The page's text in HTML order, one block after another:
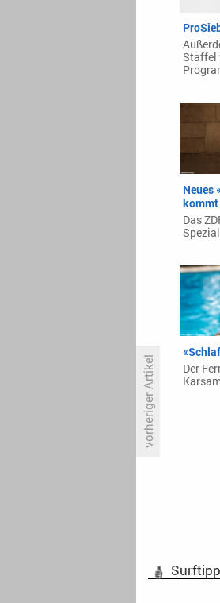
vorheriger Artikel
Staffel
Neues
kommt
Das
Der